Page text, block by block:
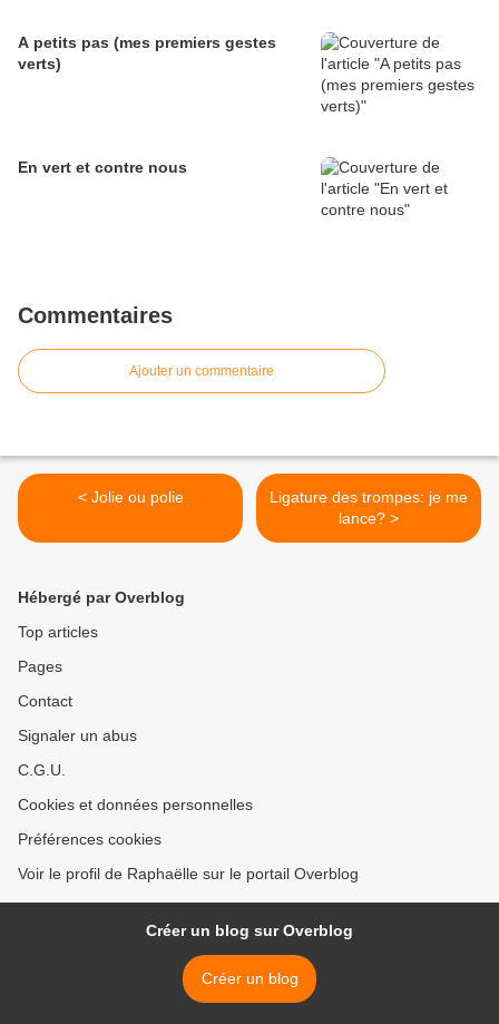
A petits pas (mes premiers gestes
verts)
En vert et contre nous
Commentaires
Ajouter un commentaire
< Jolie ou polie
Ligature des trompes: je me
lance? >
Hébergé par Overblog
Top articles
Pages
Contact
Signaler un abus
C.G.U.
Cookies et données personnelles
Préférences cookies
Voir le profil de Raphaëlle sur le portail Overblog
Créer un blog sur Overblog
Créer un blog